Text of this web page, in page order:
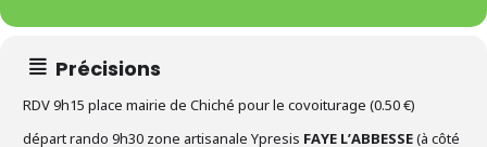
Précisions
RDV 9h15 place mairie de Chiché pour le covoiturage (0.50 €)
départ rando 9h30 zone artisanale Ypresis FAYE L’ABBESSE(à côté